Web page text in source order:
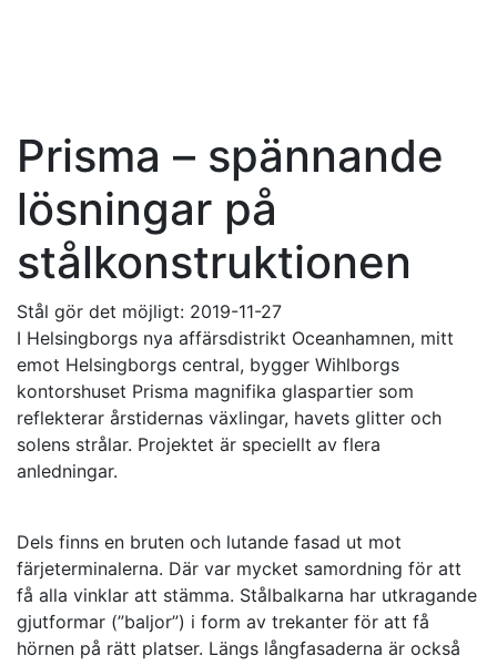
Prisma – spännande
lösningar på
stålkonstruktionen
Stål gör det möjligt: 2019-11-27
I Helsingborgs nya affärsdistrikt Oceanhamnen, mitt
emot Helsingborgs central, bygger Wihlborgs
kontorshuset Prisma magnifika glaspartier som
reflekterar årstidernas växlingar, havets glitter och
solens strålar. Projektet är speciellt av flera
anledningar.
Dels finns en bruten och lutande fasad ut mot
färjeterminalerna. Där var mycket samordning för att
få alla vinklar att stämma. Stålbalkarna har utkragande
gjutformar (”baljor”) i form av trekanter för att få
hörnen på rätt platser. Längs långfasaderna är också